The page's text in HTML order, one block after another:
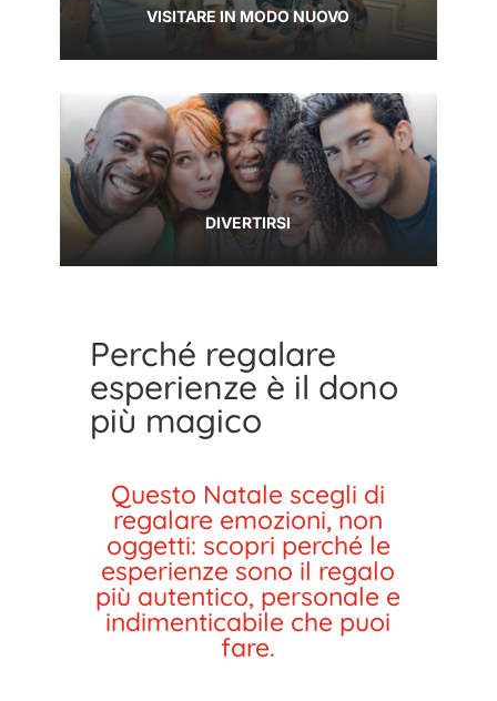
VISITARE IN MODO NUOVO
DIVERTIRSI
Perché regalare
esperienze è il dono
più magico
Questo Natale scegli di
regalare emozioni, non
oggetti: scopri perché le
esperienze sono il regalo
più autentico, personale e
indimenticabile che puoi
fare.